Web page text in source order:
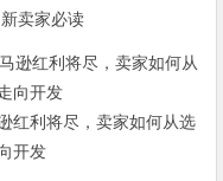
卖家必读
红利将尽，卖家如何从选
开发